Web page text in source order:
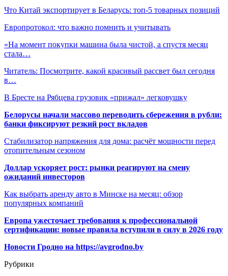
Что Китай экспортирует в Беларусь: топ-5 товарных позиций
Европротокол: что важно помнить и учитывать
«На момент покупки машина была чистой, а спустя месяц
стала…
Читатель: Посмотрите, какой красивый рассвет был сегодня
в…
В Бресте на Рябцева грузовик «прижал» легковушку
Белорусы начали массово переводить сбережения в рубли:
банки фиксируют резкий рост вкладов
Стабилизатор напряжения для дома: расчёт мощности перед
отопительным сезоном
Доллар ускоряет рост: рынки реагируют на смену
ожиданий инвесторов
Как выбрать аренду авто в Минске на месяц: обзор
популярных компаний
Европа ужесточает требования к профессиональной
сертификации: новые правила вступили в силу в 2026 году
Новости Гродно на https://avgrodno.by
Рубрики